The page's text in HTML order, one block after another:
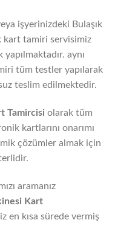
işyerinizdeki Bulaşık
kart tamiri servisimiz
aynı
tüm testler yapılarak
teslim edilmektedir.
Tamircisi olarak tüm
kartlarını onarımı
çözümler almak için
aramanız
Kart
en kısa sürede vermiş